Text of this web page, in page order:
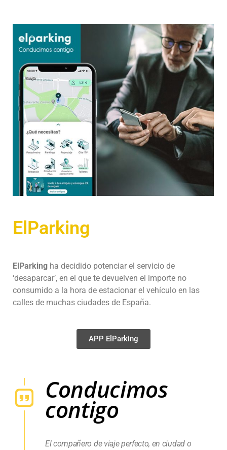
ElParking
ElParking ha decidido potenciar el servicio de
‘desaparcar’, en el que te devuelven el importe no
consumido a la hora de estacionar el vehículo en las
calles de muchas ciudades de España.
APP ElParking
Conducimos
contigo
El compañero de viaje perfecto, en ciudad o